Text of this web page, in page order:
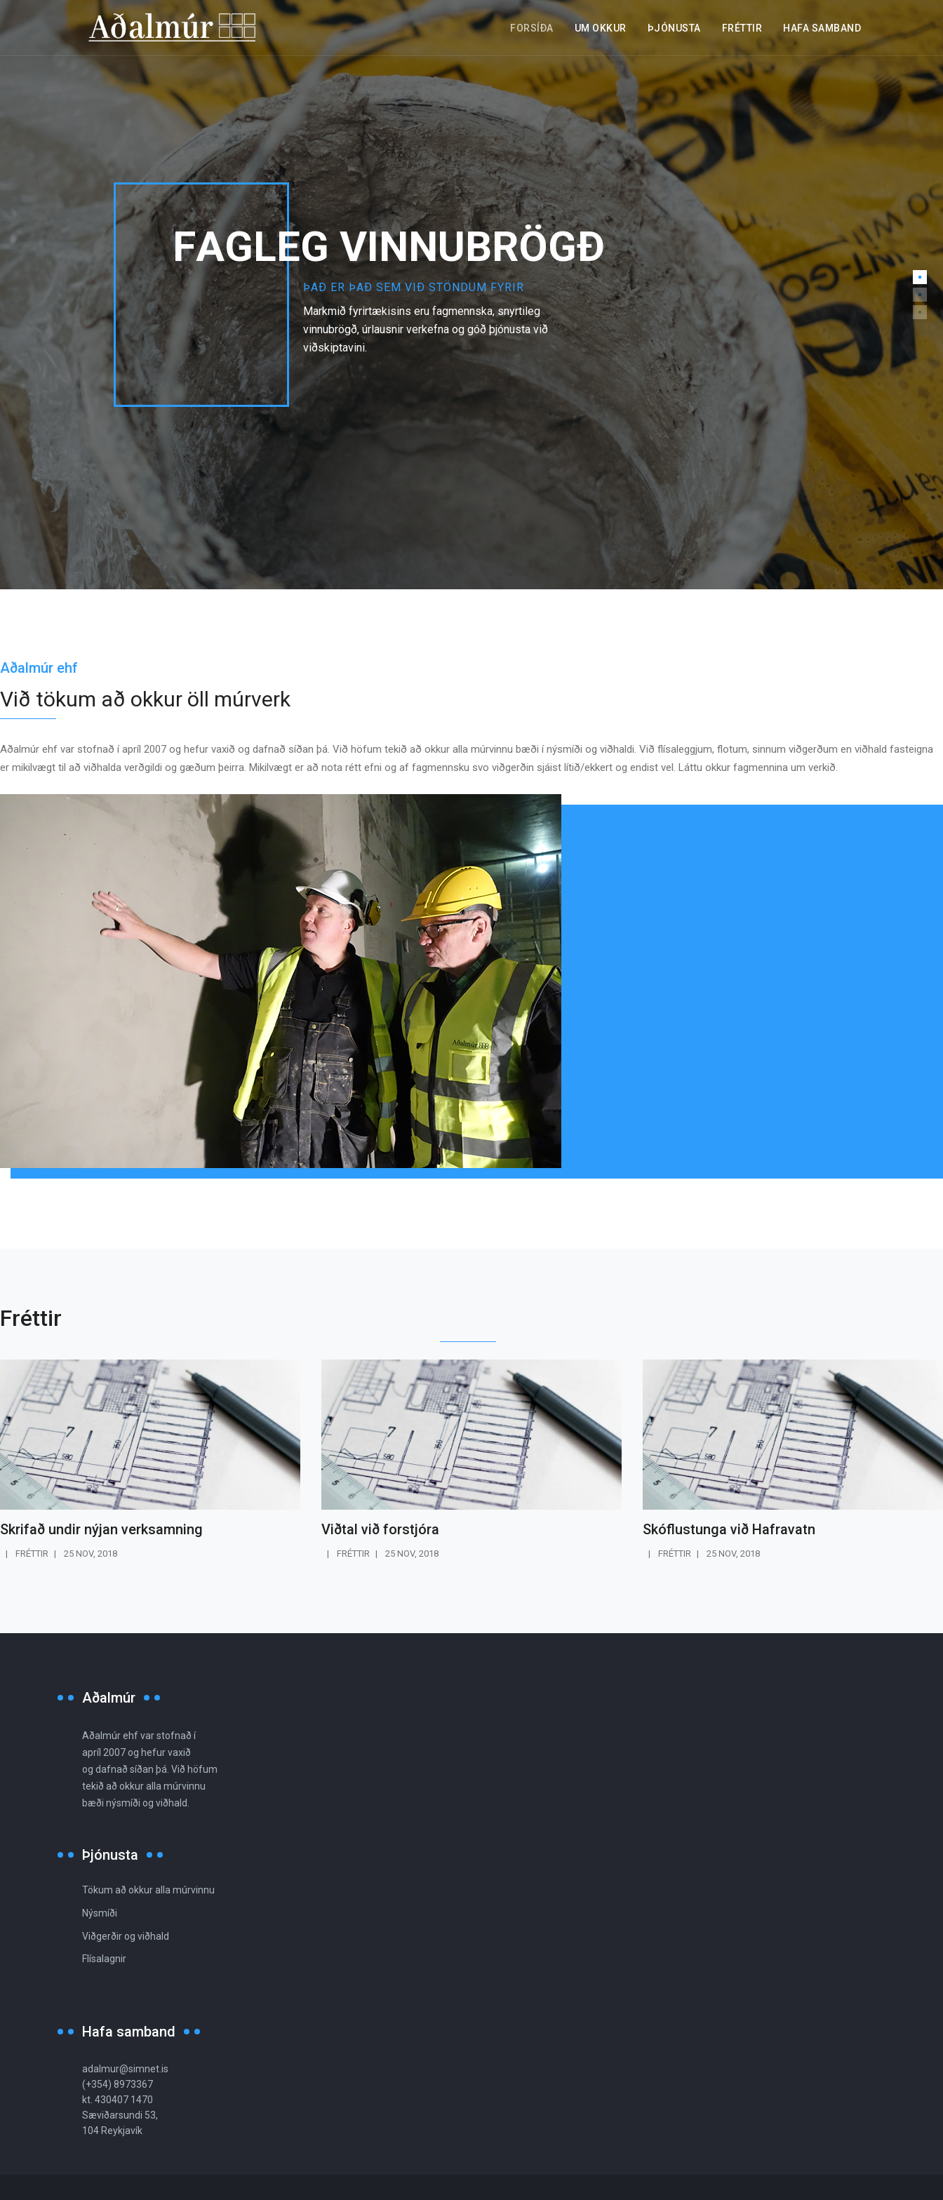
FORSÍÐA UM OKKUR ÞJÓNUSTA FRÉTTIR HAFA SAMBAND
FAGLEG VINNUBRÖGÐ
ÞAÐ ER ÞAÐ SEM VIÐ STÖNDUM FYRIR
Markmið fyrirtækisins eru fagmennska, snyrtileg
vinnubrögð, úrlausnir verkefna og góð þjónusta við
viðskiptavini.
Aðalmúr ehf
Við tökum að okkur öll múrverk
Aðalmúr ehf var stofnað í apríl 2007 og hefur vaxið og dafnað síðan þá. Við höfum tekið að okkur alla múrvinnu bæði í nýsmíði og viðhaldi. Við flísaleggjum, flotum, sinnum viðgerðum en viðhald fasteigna
er mikilvægt til að viðhalda verðgildi og gæðum þeirra. Mikilvægt er að nota rétt efni og af fagmennsku svo viðgerðin sjáist lítið/ekkert og endist vel. Láttu okkur fagmennina um verkið.
Fréttir
Skrifað undir nýjan verksamning
FRÉTTIR 25 NOV, 2018
Viðtal við forstjóra
FRÉTTIR 25 NOV, 2018
Skóflustunga við Hafravatn
FRÉTTIR 25 NOV, 2018
Aðalmúr
Aðalmúr ehf var stofnað í
apríl 2007 og hefur vaxið
og dafnað síðan þá. Við höfum
tekið að okkur alla múrvinnu
bæði nýsmíði og viðhald.
Þjónusta
Tökum að okkur alla múrvinnu
Nýsmíði
Viðgerðir og viðhald
Flísalagnir
Hafa samband
adalmur@simnet.is
(+354) 8973367
kt. 430407 1470
Sæviðarsundi 53,
104 Reykjavík